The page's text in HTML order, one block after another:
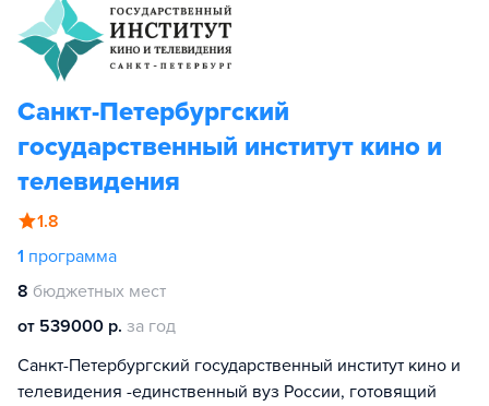
Санкт-Петербургский
государственный институт кино и
телевидения
1.8
1 программа
8 бюджетных мест
от 539000 р. за год
Санкт-Петербургский государственный институт кино и
телевидения -единственный вуз России, готовящий